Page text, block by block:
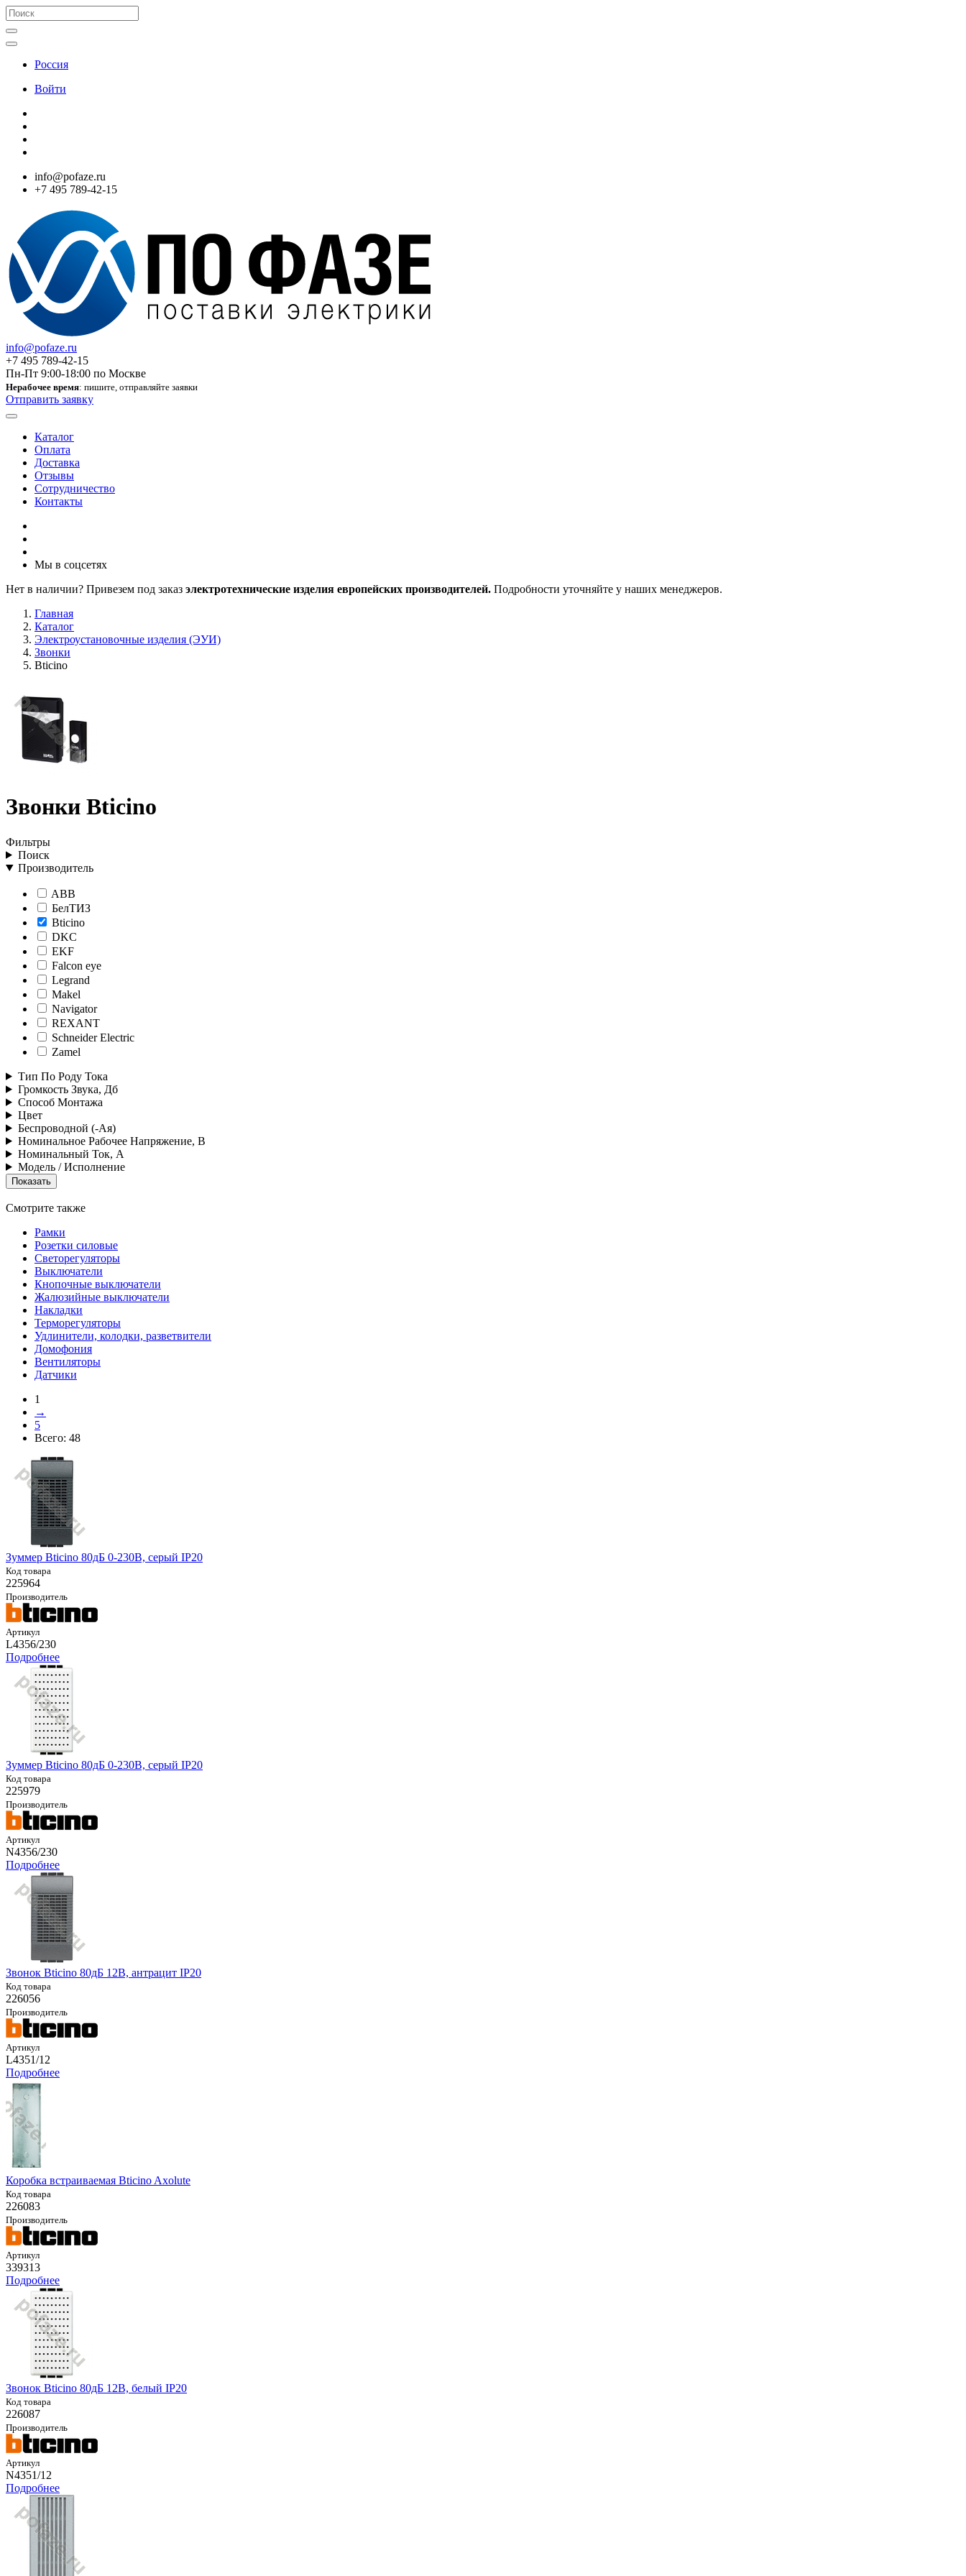
Россия
Войти
info@pofaze.ru
+7 495 789-42-15
info@pofaze.ru
+7 495 789-42-15
Пн-Пт 9:00-18:00 по Москве
Нерабочее время: пишите, отправляйте заявки
Отправить заявку
Каталог
Оплата
Доставка
Отзывы
Сотрудничество
Контакты
Мы в соцсетях
Нет в наличии? Привезем под заказ электротехнические изделия европейских производителей. Подробности уточняйте у наших менеджеров.
Главная
Каталог
Электроустановочные изделия (ЭУИ)
Звонки
Bticino
Звонки Bticino
Фильтры
Поиск
Производитель
ABB
БелТИЗ
Bticino
DKC
EKF
Falcon eye
Legrand
Makel
Navigator
REXANT
Schneider Electric
Zamel
Тип По Роду Тока
Громкость Звука, Дб
Способ Монтажа
Цвет
Беспроводной (-Ая)
Номинальное Рабочее Напряжение, В
Номинальный Ток, А
Модель / Исполнение
Смотрите также
Рамки
Розетки силовые
Светорегуляторы
Выключатели
Кнопочные выключатели
Жалюзийные выключатели
Накладки
Терморегуляторы
Удлинители, колодки, разветвители
Домофония
Вентиляторы
Датчики
1
→
5
Всего: 48
Зуммер Bticino 80дБ 0-230В, серый IP20
Код товара
225964
Производитель
Артикул
L4356/230
Подробнее
Зуммер Bticino 80дБ 0-230В, серый IP20
Код товара
225979
Производитель
Артикул
N4356/230
Подробнее
Звонок Bticino 80дБ 12В, антрацит IP20
Код товара
226056
Производитель
Артикул
L4351/12
Подробнее
Коробка встраиваемая Bticino Axolute
Код товара
226083
Производитель
Артикул
339313
Подробнее
Звонок Bticino 80дБ 12В, белый IP20
Код товара
226087
Производитель
Артикул
N4351/12
Подробнее